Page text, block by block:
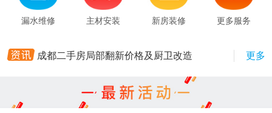
漏水维修 主材安装 新房装修 更多服务
成都旧房翻新全攻略：水电改造避坑
成都二手房局部翻新价格及厨卫改造
成都二手房装修避坑指南：选对装修
成都墙面翻新服务：老房二手房刷新
翻欣屋优，成都二手房装修新选择—
更多